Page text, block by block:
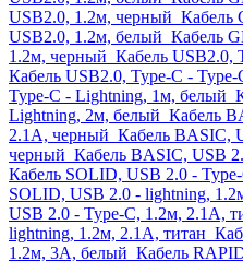
USB2.0, 1.2м, черный Кабель
USB2.0, 1.2м, белый Кабель
1.2м, черный Кабель USB2.0,
Кабель USB2.0, Type-C -
Type-C - Lightning, 1м, белый
Lightning, 2м, белый Кабель
2.1A, черный Кабель BASIC,
черный Кабель BASIC, USB
Кабель SOLID, USB 2.0 -
SOLID, USB 2.0 - lightning,
USB 2.0 - Type-C, 1.2м, 2.1A,
lightning, 1.2м, 2.1A, титан
1.2м, 3A, белый Кабель